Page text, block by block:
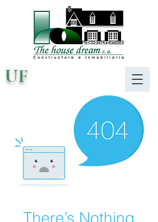
UF
There’s Nothing